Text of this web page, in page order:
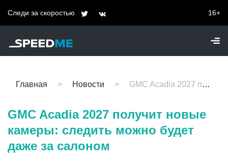
Следи за скоростью 16+
Главная Новости GMC Acadia 2027 получит новые камеры: следить можно будет даже за салоном
GMC Acadia 2027 получит новые
камеры: следить можно будет
даже за салоном